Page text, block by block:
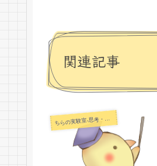
関連記事
ち らの実験室-思考・失敗談・リアルタイム実況等を発信します-